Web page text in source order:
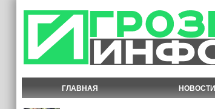
ГЛАВНАЯ НОВОСТИ